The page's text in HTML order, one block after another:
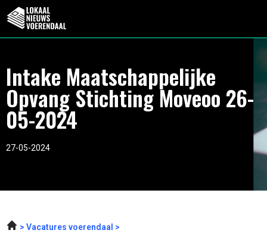
Intake Maatschappelijke
Opvang Stichting Moveoo 26-
05-2024
27-05-2024
Vacatures voerendaal